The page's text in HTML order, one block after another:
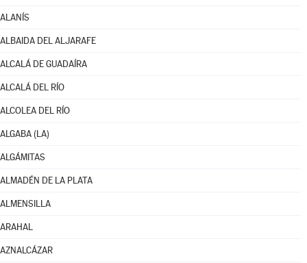
ALANÍS
ALBAIDA DEL ALJARAFE
ALCALÁ DE GUADAÍRA
ALCALÁ DEL RÍO
ALCOLEA DEL RÍO
ALGABA (LA)
ALGÁMITAS
ALMADÉN DE LA PLATA
ALMENSILLA
ARAHAL
AZNALCÁZAR